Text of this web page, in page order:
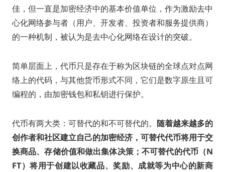
佳，但一直是加密经济中的基本价值单位，作为激励去中
心化网络参与者（用户、开发者、投资者和服务提供商）
的一种机制，被认为是去中心化网络在设计的突破。
简单层面上，代币只是存在于称为区块链的全球点对点网
络上的代码，与其他货币形式不同，它们是数字原生且可
编程的，由加密钱包和私钥进行保护。
代币有两大类：可替代的和不可替代的。随着越来越多的
创作者和社区建立自己的加密经济，可替代代币将用于交
换商品、存储价值和做出集体决策；不可替代的代币（N
FT）将用于创建以收藏品、奖励、成就等为中心的新商